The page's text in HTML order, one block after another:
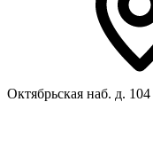
Октябрьская наб. д.